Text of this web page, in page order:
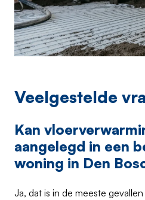
Veelgestelde
Kan
aangelegd in een
woning in Den
Ja, dat is in de meeste